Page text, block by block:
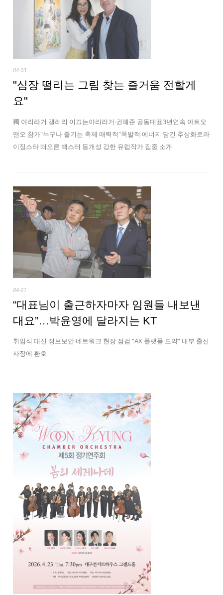
04-03
"심장 떨리는 그림 찾는 즐거움 전할게
요"
獨 야리라거 갤러리 이끄는야리라거·권혜준 공동대표3년연속 아트오
앤오 참가"누구나 즐기는 축제 매력적"폭발적 에너지 담긴 추상화로라
이징스타 떠오른 백스터 등개성 강한 유럽작가 집중 소개
04-01
“대표님이 출근하자마자 임원들 내보낸
대요”…박윤영에 달라지는 KT
취임식 대신 정보보안·네트워크 현장 점검 “AX 플랫폼 도약” 내부 출신
사장에 환호